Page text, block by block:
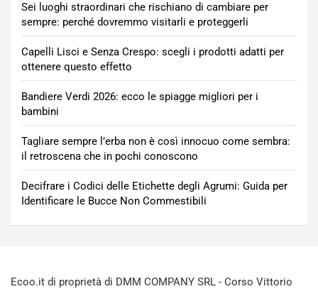
Sei luoghi straordinari che rischiano di cambiare per
sempre: perché dovremmo visitarli e proteggerli
Capelli Lisci e Senza Crespo: scegli i prodotti adatti per
ottenere questo effetto
Bandiere Verdi 2026: ecco le spiagge migliori per i
bambini
Tagliare sempre l’erba non è così innocuo come sembra:
il retroscena che in pochi conoscono
Decifrare i Codici delle Etichette degli Agrumi: Guida per
Identificare le Bucce Non Commestibili
Ecoo.it di proprietà di DMM COMPANY SRL - Corso Vittorio